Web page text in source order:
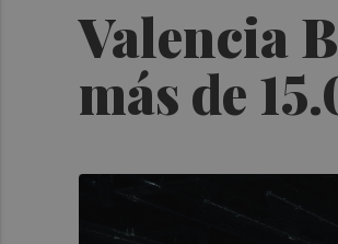
Valencia
más de